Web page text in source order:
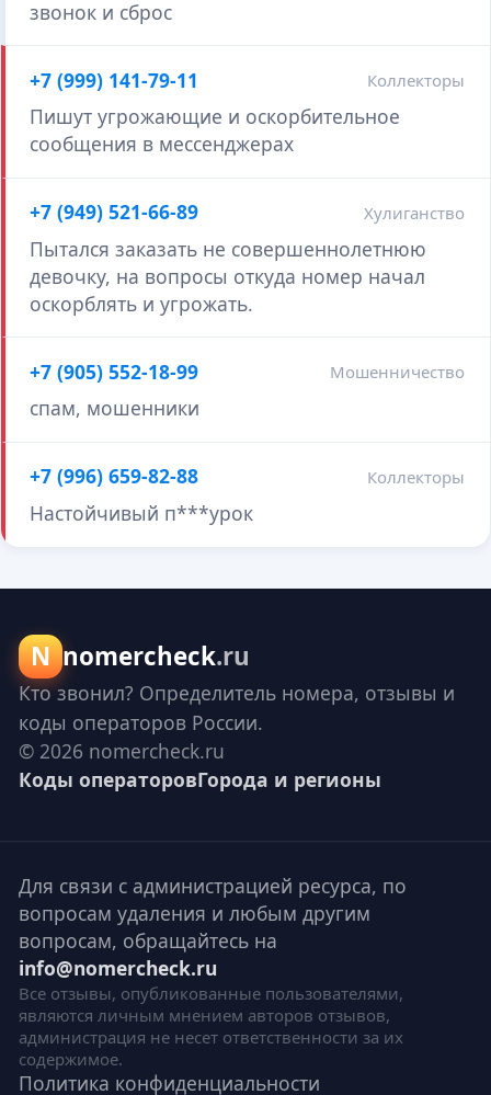
звонок и сброс
+7 (999) 141-79-11 Коллекторы
Пишут угрожающие и оскорбительное
сообщения в мессенджерах
+7 (949) 521-66-89 Хулиганство
Пытался заказать не совершеннолетнюю
девочку, на вопросы откуда номер начал
оскорблять и угрожать.
+7 (905) 552-18-99 Мошенничество
спам, мошенники
+7 (996) 659-82-88 Коллекторы
Настойчивый п***урок
N nomercheck.ru
Кто звонил? Определитель номера, отзывы и
коды операторов России.
© 2026 nomercheck.ru
Коды операторовГорода и регионы
Для связи с администрацией ресурса, по
вопросам удаления и любым другим
вопросам, обращайтесь на
info@nomercheck.ru
Все отзывы, опубликованные пользователями,
являются личным мнением авторов отзывов,
администрация не несет ответственности за их
содержимое.
Политика конфиденциальности